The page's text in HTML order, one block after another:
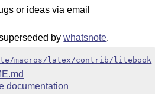
or ideas via email
bywhatsnote.
macros/latex/contrib/litebook
documentation